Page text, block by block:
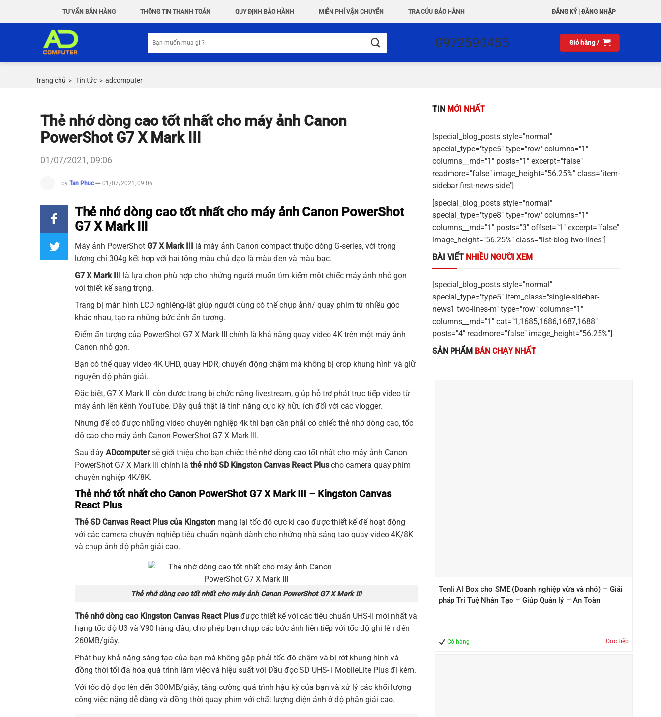
TƯ VẤN BÁN HÀNG THÔNG TIN THANH TOÁN QUY ĐỊNH BẢO HÀNH MIỄN PHÍ VẬN CHUYỂN TRA CỨU BẢO HÀNH ĐĂNG KÝ| ĐĂNG NHẬP
kiếm:
0972590455 Giỏ hàng /
Trang chủ > Tin tức > adcomputer
Thẻ nhớ dòng cao tốt nhất cho máy ảnh Canon
PowerShot G7 X Mark III
01/07/2021, 09:06
by Tan Phuc 01/07/2021, 09:06
Thẻ nhớ dòng cao tốt nhất cho máy ảnh Canon PowerShot
G7 X Mark III
Máy ảnh PowerShot G7 X Mark III là máy ảnh Canon compact thuộc dòng G-series, với trọng
lượng chỉ 304g kết hợp với hai tông màu chủ đạo là màu đen và màu bạc.
G7 X Mark III là lựa chọn phù hợp cho những người muốn tìm kiếm một chiếc máy ảnh nhỏ gọn
với thiết kế sang trọng.
Trang bị màn hình LCD nghiêng-lật giúp người dùng có thể chụp ảnh/ quay phim từ nhiều góc
khác nhau, tạo ra những bức ảnh ấn tượng.
Điểm ấn tượng của PowerShot G7 X Mark III chính là khả năng quay video 4K trên một máy ảnh
Canon nhỏ gọn.
Bạn có thể quay video 4K UHD, quay HDR, chuyển động chậm mà không bị crop khung hình và giữ
nguyên độ phân giải.
Đặc biệt, G7 X Mark III còn được trang bị chức năng livestream, giúp hỗ trợ phát trực tiếp video từ
máy ảnh lên kênh YouTube. Đây quả thật là tính năng cực kỳ hữu ích đối với các vlogger.
Nhưng để có được những video chuyên nghiệp 4k thì bạn cần phải có chiếc thẻ nhớ dòng cao, tốc
độ cao cho máy ảnh Canon PowerShot G7 X Mark III.
Sau đây ADcomputer sẽ giới thiệu cho bạn chiếc thẻ nhớ dòng cao tốt nhất cho máy ảnh Canon
PowerShot G7 X Mark III chính là thẻ nhớ SD Kingston Canvas React Pluscho camera quay phim
chuyên nghiệp 4K/8K.
Thẻ nhớ tốt nhất cho Canon PowerShot G7 X Mark III – Kingston Canvas
React Plus
Thẻ SD Canvas React Plus của Kingston mang lại tốc độ cực kì cao được thiết kế để hoạt động
với các camera chuyên nghiệp tiêu chuẩn ngành dành cho những nhà sáng tạo quay video 4K/8K
và chụp ảnh độ phân giải cao.
Thẻ nhớ dòng cao tốt nhất cho máy ảnh Canon PowerShot G7 X Mark III
Thẻ nhớ dòng cao Kingston Canvas React Plusđược thiết kế với các tiêu chuẩn UHS-II mới nhất và
hạng tốc độ U3 và V90 hàng đầu, cho phép bạn chụp các bức ảnh liên tiếp với tốc độ ghi lên đến
260MB/giây.
Phát huy khả năng sáng tạo của bạn mà không gặp phải tốc độ chậm và bị rớt khung hình và
đồng thời tối đa hóa quá trình làm việc và hiệu suất với Đầu đọc SD UHS-II MobileLite Plus đi kèm.
Với tốc độ đọc lên đến 300MB/giây, tăng cường quá trình hậu kỳ của bạn và xử lý các khối lượng
công việc nặng dễ dàng và đồng thời quay phim với chất lượng điện ảnh ở độ phân giải cao.
TIN MỚI NHẤT
[special_blog_posts style="normal"
special_type="type5" type="row" columns="1"
columns__md="1" posts="1" excerpt="false"
readmore="false" image_height="56.25%" class="item-
sidebar first-news-side"]
[special_blog_posts style="normal"
special_type="type8" type="row" columns="1"
columns__md="1" posts="3" offset="1" excerpt="false"
image_height="56.25%" class="list-blog two-lines"]
BÀI VIẾT NHIỀU NGƯỜI XEM
[special_blog_posts style="normal"
special_type="type5" item_class="single-sidebar-
news1 two-lines-m" type="row" columns="1"
columns__md="1" cat="1,1685,1686,1687,1688"
posts="4" readmore="false" image_height="56.25%"]
SẢN PHẨM BÁN CHẠY NHẤT
Tenli AI Box cho SME (Doanh nghiệp vừa và nhỏ) – Giải
pháp Trí Tuệ Nhân Tạo – Giúp Quản lý – An Toàn
Có hàng Đọc tiếp